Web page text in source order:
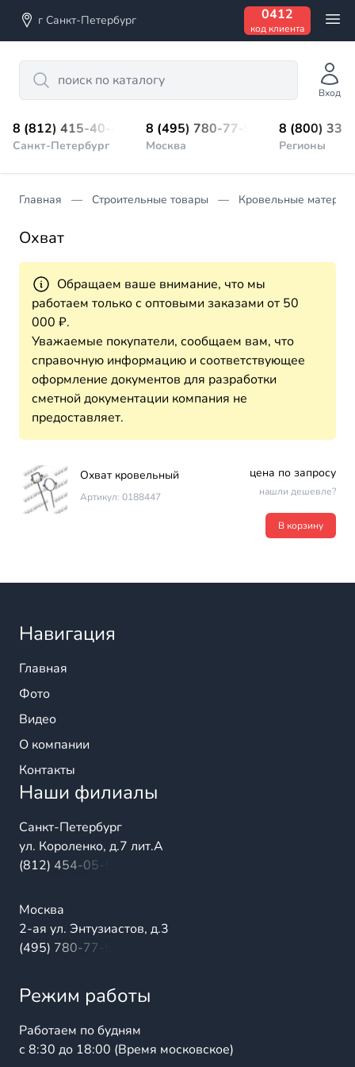
г Санкт-Петербург 0412
код клиента
Search
Вход
8 (812) 415-40-45
Санкт-Петербург
8 (495) 780-77-98
Москва
8 (800)
Регионы
Главная Строительные товары Кровельные
Охват
Обращаем ваше внимание, что мы
работаем только с оптовыми заказами от 50
000 ₽.
Уважаемые покупатели, сообщаем вам, что
справочную информацию и соответствующее
оформление документов для разработки
сметной документации компания не
предоставляет.
Охват кровельный
Артикул: 0188447
цена по запросу
нашли дешевле?
В корзину
Навигация
Главная
Фото
Видео
О компании
Контакты
Наши филиалы
Санкт-Петербург
ул. Короленко, д.7 лит.А
(812) 454-05-54
Москва
2-ая ул. Энтузиастов, д.3
(495) 780-77-98
Режим работы
Работаем по будням
с 8:30 до 18:00 (Время московское)